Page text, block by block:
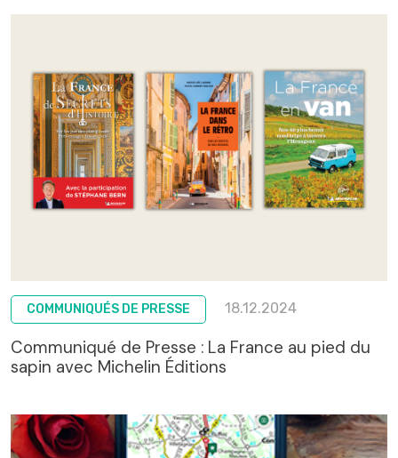
COMMUNIQUÉS DE PRESSE 18.12.2024
Communiqué de Presse : La France au pied du
sapin avec Michelin Éditions